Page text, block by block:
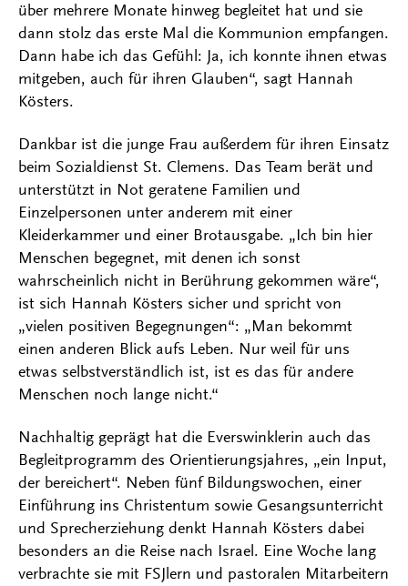
über mehrere Monate hinweg begleitet hat und sie
dann stolz das erste Mal die Kommunion empfangen.
Dann habe ich das Gefühl: Ja, ich konnte ihnen etwas
mitgeben, auch für ihren Glauben“, sagt Hannah
Kösters.
Dankbar ist die junge Frau außerdem für ihren Einsatz
beim Sozialdienst St. Clemens. Das Team berät und
unterstützt in Not geratene Familien und
Einzelpersonen unter anderem mit einer
Kleiderkammer und einer Brotausgabe. „Ich bin hier
Menschen begegnet, mit denen ich sonst
wahrscheinlich nicht in Berührung gekommen wäre“,
ist sich Hannah Kösters sicher und spricht von
„vielen positiven Begegnungen“: „Man bekommt
einen anderen Blick aufs Leben. Nur weil für uns
etwas selbstverständlich ist, ist es das für andere
Menschen noch lange nicht.“
Nachhaltig geprägt hat die Everswinklerin auch das
Begleitprogramm des Orientierungsjahres, „ein Input,
der bereichert“. Neben fünf Bildungswochen, einer
Einführung ins Christentum sowie Gesangsunterricht
und Sprecherziehung denkt Hannah Kösters dabei
besonders an die Reise nach Israel. Eine Woche lang
verbrachte sie mit FSJlern und pastoralen Mitarbeitern